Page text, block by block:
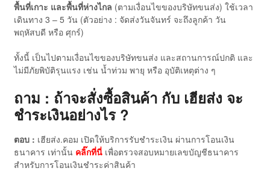
พื้นที่เกาะ และพื้นที่ห่างไกล (ตามเงื่อนไขของบริษัทขนส่ง) ใช้เวลา
เดินทาง 3 – 5 วัน (ตัวอย่าง : จัดส่งวันจันทร์ จะถึงลูกค้า วัน
พฤหัสบดี หรือ ศุกร์)
ทั้งนี้ เป็นไปตามเงื่อนไขของบริษัทขนส่ง และสถานการณ์ปกติ และ
ไม่มีภัยพิบัติรุนแรง เช่น น้ำท่วม พายุ หรือ อุบัติเหตุต่าง ๆ
ถาม : ถ้าจะสั่งซื้อสินค้า กับ เฮียส่ง จะ
ชำระเงินอย่างไร ?
ตอบ : เฮียส่ง.คอม เปิดให้บริการรับชำระเงิน ผ่านการโอนเงิน
ธนาคาร เท่านั้น คลิ๊กที่นี่เพื่อตรวจสอบหมายเลขบัญชีธนาคาร
สำหรับการโอนเงินชำระค่าสินค้า